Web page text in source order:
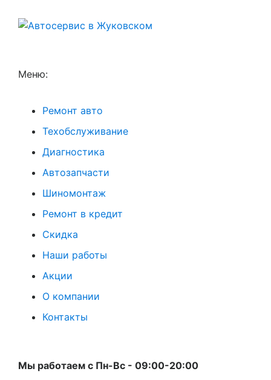
Меню:
Ремонт авто
Техобслуживание
Диагностика
Автозапчасти
Шиномонтаж
Ремонт в кредит
Скидка
Наши работы
Акции
О компании
Контакты
Мы работаем с Пн-Вc - 09:00-20:00